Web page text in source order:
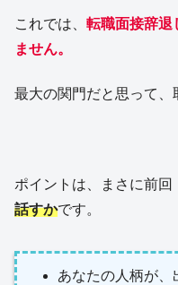
これでは、 転職面接辞退
ません。
最大の関門だと思って、
ポイントは、まさに前
話すかです。
あなたの人柄が、